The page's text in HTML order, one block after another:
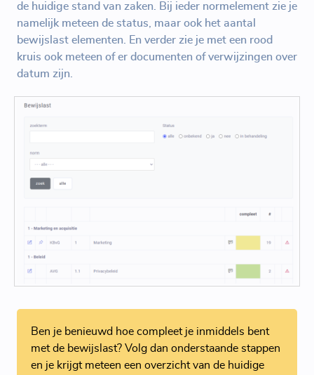
de huidige stand van zaken. Bij ieder normelement zie je
namelijk meteen de status, maar ook het aantal
bewijslast elementen. En verder zie je met een rood
kruis ook meteen of er documenten of verwijzingen over
datum zijn.
Ben je benieuwd hoe compleet je inmiddels bent
met de bewijslast? Volg dan onderstaande stappen
en je krijgt meteen een overzicht van de huidige